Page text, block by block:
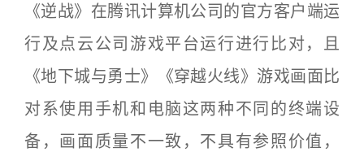
《逆战》在腾讯计算机公司的官方客户端运
行及点云公司游戏平台运行进行比对，且
《地下城与勇士》《穿越火线》游戏画面比
对系使用手机和电脑这两种不同的终端设
备，画面质量不一致，不具有参照价值，